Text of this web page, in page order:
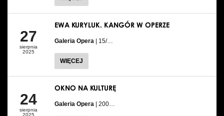
27
sierpnia
2025
EWA KURYLUK. KANGÓR W OPERZE
Galeria Opera | 15/…
WIĘCEJ
24
sierpnia
2025
OKNO NA KULTURĘ
Galeria Opera | 200…